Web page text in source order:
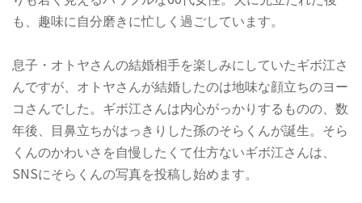
も、趣味に自分磨きに忙しく過ごしています。
息子・オトヤさんの結婚相手を楽しみにしていたギボ江さ
んですが、オトヤさんが結婚したのは地味な顔立ちのヨー
コさんでした。ギボ江さんは内心がっかりするものの、数
年後、目鼻立ちがはっきりした孫のそらくんが誕生。そら
くんのかわいさを自慢したくて仕方ないギボ江さんは、
SNSにそらくんの写真を投稿し始めます。